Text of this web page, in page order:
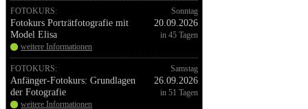
FOTOKURS:
Fotokurs Porträtfotografie mit
Model Elisa
weitere Informationen
Sonntag
20.09.2026
in 45 Tagen
FOTOKURS:
Anfänger-Fotokurs: Grundlagen
der Fotografie
weitere Informationen
Samstag
26.09.2026
in 51 Tagen